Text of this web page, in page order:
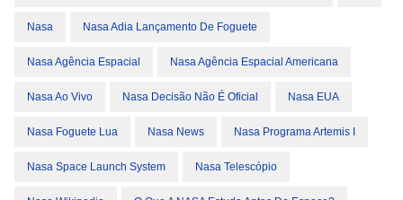
Nasa Nasa Adia Lançamento De Foguete
Nasa Agência Espacial Nasa Agência Espacial Americana
Nasa Ao Vivo Nasa Decisão Não É Oficial Nasa EUA
Nasa Foguete Lua Nasa News Nasa Programa Artemis I
Nasa Space Launch System Nasa Telescópio